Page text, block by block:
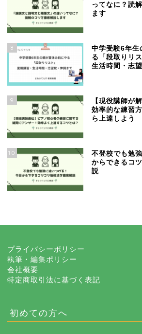
ってなに？読
ます
8
中学受験6年生
る「段取りリ
生活時間・志
9
【現役講師が
効率的な練習
ら上達しよう
10
不登校でも勉
からできるコ
説
プライバシーポリシー
執筆・編集ポリシー
会社概要
特定商取引法に基づく表記
初めての方へ